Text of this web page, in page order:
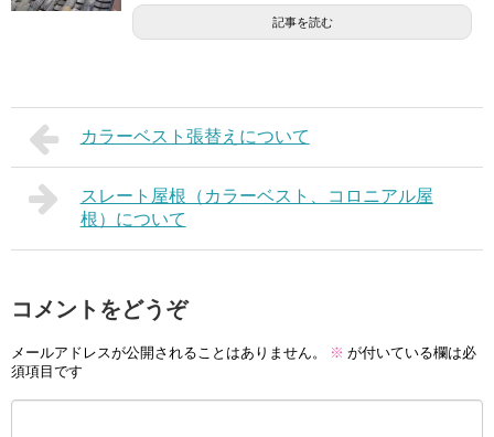
記事を読む
カラーベスト張替えについて
スレート屋根（カラーベスト、コロニアル屋
根）について
コメントをどうぞ
メールアドレスが公開されることはありません。 ※ が付いている欄は必
須項目です